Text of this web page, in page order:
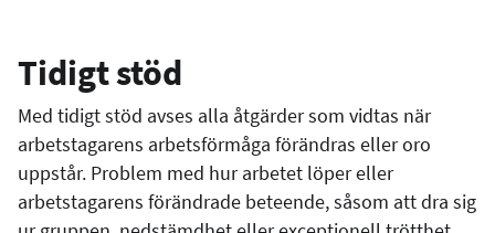
Tidigt stöd
Med tidigt stöd avses alla åtgärder som vidtas när
arbetstagarens arbetsförmåga förändras eller oro
uppstår. Problem med hur arbetet löper eller
arbetstagarens förändrade beteende, såsom att dra sig